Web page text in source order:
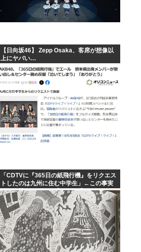
【日向坂46】 Zepp Osaka、客席が想像以
上にヤバい…
「CDTVに『365日の紙飛行機』をリクエス
トしたのは九州に住む中学生」←この事実
って結構デカいよな【AKB48】